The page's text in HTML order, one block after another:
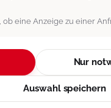
eine Anzeige zu einer
Nur
Auswahl speichern